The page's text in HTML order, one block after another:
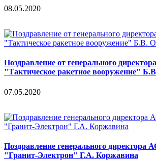
08.05.2020
Поздравление от генерального
"Тактическое ракетное вооружение"
07.05.2020
Поздравление генерального директора
"Гранит-Электрон" Г.А. Коржавина